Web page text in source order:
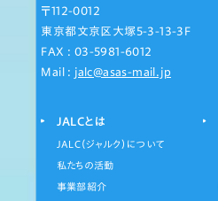
〒112-0012
東京都文京区大塚5-3-13-3F
FAX : 03-5981-6012
Mail : jalc@asas-mail.jp
JALCとは
JALC（ジャルク）について
私たちの活動
事業部紹介